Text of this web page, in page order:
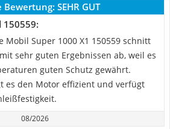
Bewertung: SEHR GUT
150559:
Mobil Super 1000 X1 150559 schnitt
sehr guten Ergebnissen ab, weil es
guten Schutz gewährt.
es den Motor effizient und verfügt
08/2026